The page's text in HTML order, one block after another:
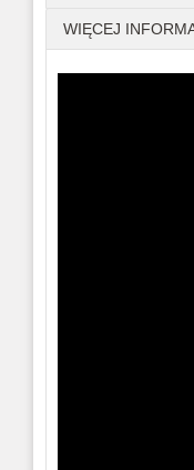
WIĘCEJ